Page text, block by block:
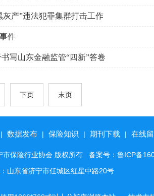
产”违法犯罪集群打击工作
件
写山东金融监管“四新”答卷
下页 末页
| 数据发布 | 保险知识 | 期刊下载 | 在线
保险行业协会 版权所有 备案号：鲁ICP备
山东省济宁市任城区红星中路20号